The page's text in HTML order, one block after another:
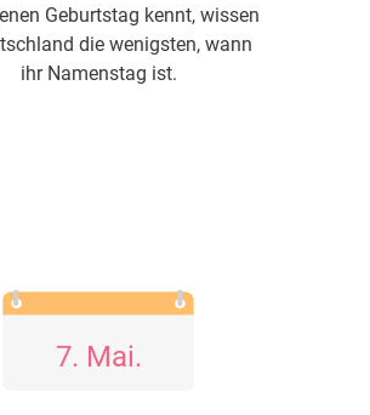
Geburtstag kennt, wissen
die wenigsten, wann
ihr Namenstag ist.
7. Mai.